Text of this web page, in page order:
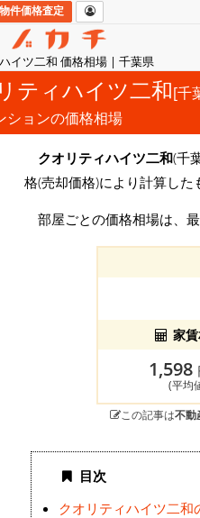
イツ二和 価格相場 | 千葉県
物件価格査定
ティハイツ二和[千
ションの価格相場
クオリティハイツ二和(千
格(売却価格)により計算した
部屋ごとの価格相場は、
家
1,598
(平均
この記事は不動
目次
クオリティハイツ二和